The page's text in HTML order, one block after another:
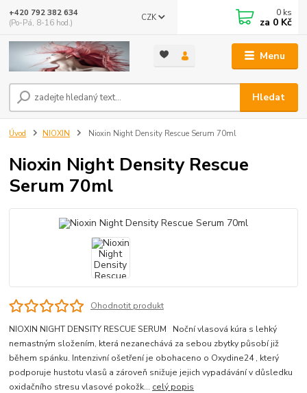
Menu
CZK
Hledat
+420 792 382 634
(Po-Pá, 8-16 hod.)
0 ks
za 0 Kč
Úvod NIOXIN Nioxin Night Density Rescue Serum 70ml
Nioxin Night Density Rescue
Serum 70ml
Ohodnotit produkt
NIOXIN NIGHT DENSITY RESCUE SERUM Noční vlasová kúra s lehký
nemastným složením, která nezanechává za sebou zbytky působí již
během spánku. Intenzivní ošetření je obohaceno o Oxydine24 , který
podporuje hustotu vlasů a zároveň snižuje jejich vypadávání v důsledku
oxidačního stresu vlasové pokožk... celý popis